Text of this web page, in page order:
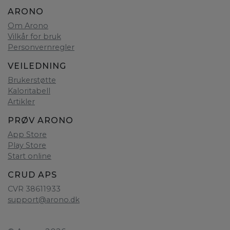
ARONO
Om Arono
Vilkår for bruk
Personvernregler
VEILEDNING
Brukerstøtte
Kaloritabell
Artikler
PRØV ARONO
App Store
Play Store
Start online
CRUD APS
CVR 38611933
support@arono.dk